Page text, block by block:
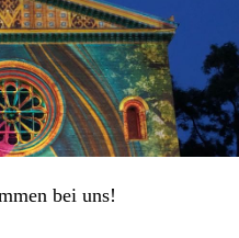
bei uns!